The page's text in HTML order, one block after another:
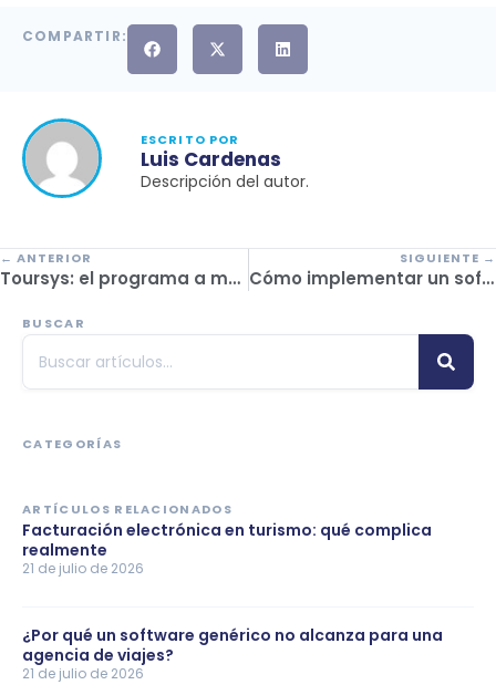
COMPARTIR:
ESCRITO POR
Luis Cardenas
Descripción del autor.
← ANTERIOR
Toursys: el programa a medida para la operación de agencias de viajes
SIGUIENTE →
Cómo implementar un software de gestión sin frenar tu operación diaria
BUSCAR
CATEGORÍAS
ARTÍCULOS RELACIONADOS
Facturación electrónica en turismo: qué complica
realmente
21 de julio de 2026
¿Por qué un software genérico no alcanza para una
agencia de viajes?
21 de julio de 2026